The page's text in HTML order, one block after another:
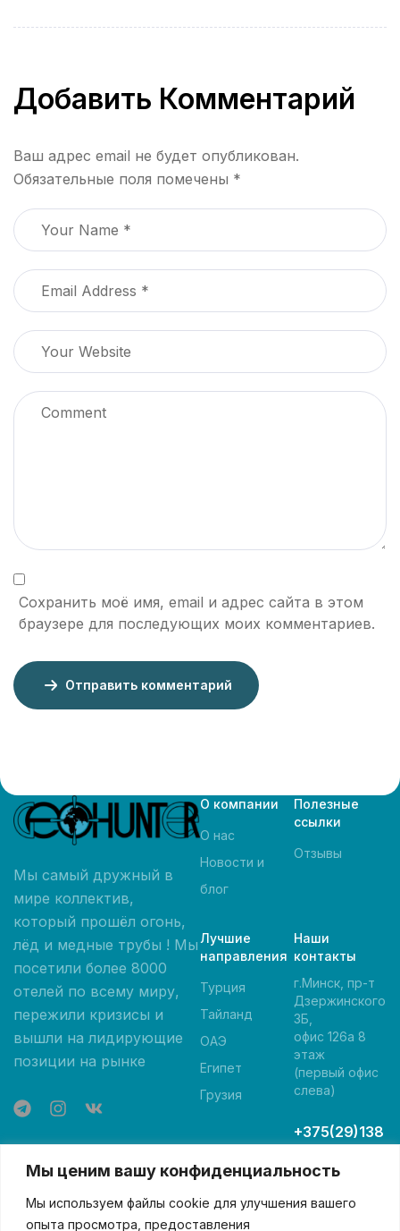
Мы ценим вашу конфиденциальность
Мы используем файлы cookie для улучшения вашего
опыта просмотра, предоставления
что взять с собой
Добавить Комментарий
Ваш адрес email не будет опубликован.
Обязательные поля помечены *
Сохранить моё имя, email и адрес сайта в этом
браузере для последующих моих комментариев.
Отправить комментарий
Мы самый дружный в
мире коллектив,
который прошёл огонь,
лёд и медные трубы ! Мы
посетили более 8000
отелей по всему миру,
пережили кризисы и
вышли на лидирующие
позиции на рынке
О компании
О нас
Новости и
блог
Полезные
ссылки
Отзывы
Лучшие
направления
Турция
Тайланд
ОАЭ
Египет
Грузия
Наши
контакты
г.Минск, пр-т
Дзержинского
3Б,
офис 126а 8
этаж
(первый офис
слева)
+375(29)138
+375(29)84
6-05-00